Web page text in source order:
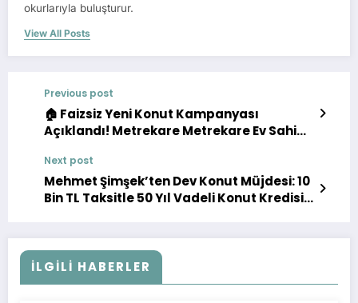
okurlarıyla buluşturur.
View All Posts
Previous post
🏠 Faizsiz Yeni Konut Kampanyası
Açıklandı! Metrekare Metrekare Ev Sahibi
Next post
Mehmet Şimşek’ten Dev Konut Müjdesi: 10
Bin TL Taksitle 50 Yıl Vadeli Konut Kredisi
İLGILI HABERLER